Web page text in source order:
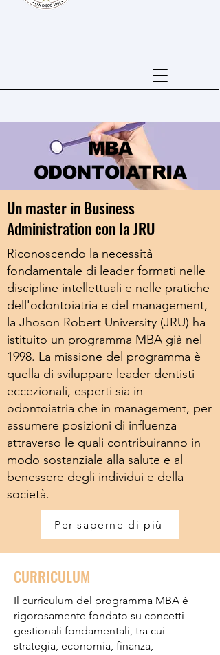
MBA
ODONTOIATRIA
Un master in Business
Administration con la JRU
Riconoscendo la necessità
fondamentale di leader formati nelle
discipline intellettuali e nelle pratiche
dell'odontoiatria e del management,
la Jhoson Robert University (JRU) ha
istituito un programma MBA già nel
1998. La missione del programma è
quella di sviluppare leader dentisti
eccezionali, esperti sia in
odontoiatria che in management, per
assumere posizioni di influenza
attraverso le quali contribuiranno in
modo sostanziale alla salute e al
benessere degli individui e della
società.
Per saperne di più
CURRICULUM
Il curriculum del programma MBA è
rigorosamente fondato su concetti
gestionali fondamentali, tra cui
strategia, economia, finanza,